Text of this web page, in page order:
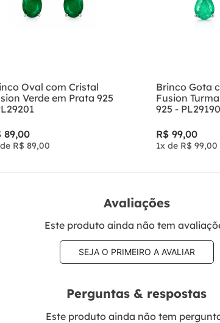
Oval com Cristal
Verde em Prata 925
89,00
R$ 89,00
Brinco Gota
Fusion
925 - PL29190
R$ 99,00
1x de R$ 99,00
Avaliações
Este produto ainda não tem
SEJA O PRIMEIRO A AVALIAR
Perguntas & respostas
Este produto ainda não tem